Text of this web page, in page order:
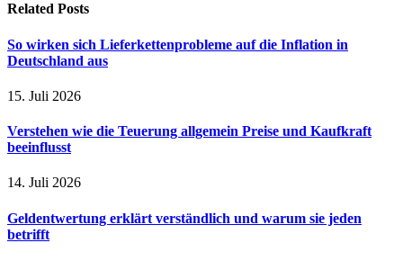
Related Posts
So wirken sich Lieferkettenprobleme auf die Inflation in
Deutschland aus
15. Juli 2026
Verstehen wie die Teuerung allgemein Preise und Kaufkraft
beeinflusst
14. Juli 2026
Geldentwertung erklärt verständlich und warum sie jeden
betrifft